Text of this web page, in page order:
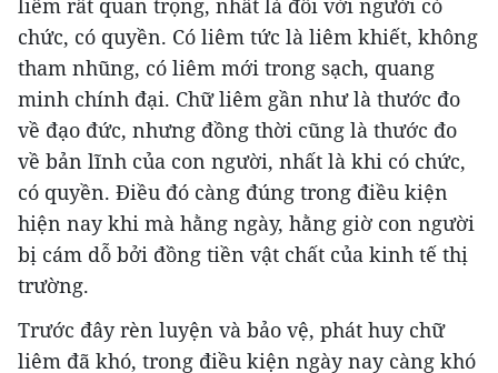
liêm rất quan trọng, nhất là đối với người có
chức, có quyền. Có liêm tức là liêm khiết, không
tham nhũng, có liêm mới trong sạch, quang
minh chính đại. Chữ liêm gần như là thước đo
về đạo đức, nhưng đồng thời cũng là thước đo
về bản lĩnh của con người, nhất là khi có chức,
có quyền. Điều đó càng đúng trong điều kiện
hiện nay khi mà hằng ngày, hằng giờ con người
bị cám dỗ bởi đồng tiền vật chất của kinh tế thị
trường.
Trước đây rèn luyện và bảo vệ, phát huy chữ
liêm đã khó, trong điều kiện ngày nay càng khó